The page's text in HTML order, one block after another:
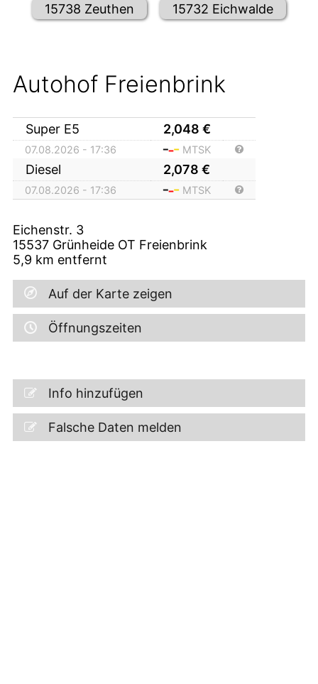
15738 Zeuthen 15732 Eichwalde
Autohof Freienbrink
Super E5 2,048 €
07.08.2026 - 17:36 MTSK
Diesel 2,078 €
07.08.2026 - 17:36 MTSK
Eichenstr. 3
15537 Grünheide OT Freienbrink
5,9 km entfernt
Auf der Karte zeigen
Öffnungszeiten
Info hinzufügen
Falsche Daten melden